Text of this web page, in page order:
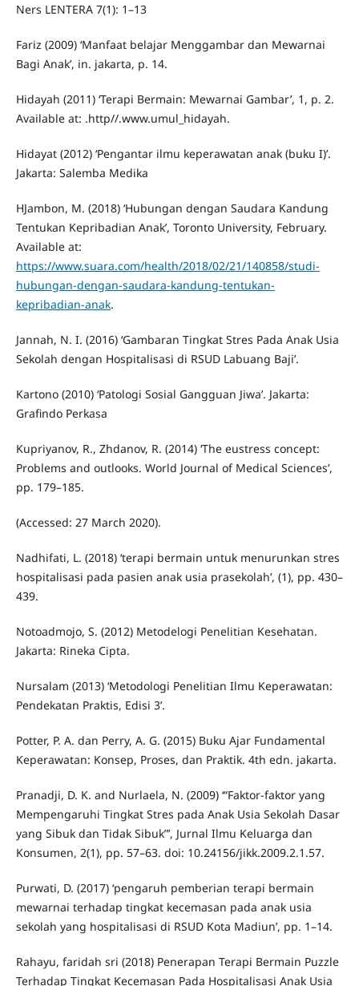
Ners LENTERA 7(1): 1–13
Fariz (2009) ‘Manfaat belajar Menggambar dan Mewarnai
Bagi Anak’, in. jakarta, p. 14.
Hidayah (2011) ‘Terapi Bermain: Mewarnai Gambar’, 1, p. 2.
Available at: .http//.www.umul_hidayah.
Hidayat (2012) ‘Pengantar ilmu keperawatan anak (buku I)’.
Jakarta: Salemba Medika
HJambon, M. (2018) ‘Hubungan dengan Saudara Kandung
Tentukan Kepribadian Anak’, Toronto University, February.
Available at:
https://www.suara.com/health/2018/02/21/140858/studi-
hubungan-dengan-saudara-kandung-tentukan-
kepribadian-anak.
Jannah, N. I. (2016) ‘Gambaran Tingkat Stres Pada Anak Usia
Sekolah dengan Hospitalisasi di RSUD Labuang Baji’.
Kartono (2010) ‘Patologi Sosial Gangguan Jiwa’. Jakarta:
Grafindo Perkasa
Kupriyanov, R., Zhdanov, R. (2014) ‘The eustress concept:
Problems and outlooks. World Journal of Medical Sciences’,
pp. 179–185.
(Accessed: 27 March 2020).
Nadhifati, L. (2018) ‘terapi bermain untuk menurunkan stres
hospitalisasi pada pasien anak usia prasekolah’, (1), pp. 430–
439.
Notoadmojo, S. (2012) Metodelogi Penelitian Kesehatan.
Jakarta: Rineka Cipta.
Nursalam (2013) ‘Metodologi Penelitian Ilmu Keperawatan:
Pendekatan Praktis, Edisi 3’.
Potter, P. A. dan Perry, A. G. (2015) Buku Ajar Fundamental
Keperawatan: Konsep, Proses, dan Praktik. 4th edn. jakarta.
Pranadji, D. K. and Nurlaela, N. (2009) ‘“Faktor-faktor yang
Mempengaruhi Tingkat Stres pada Anak Usia Sekolah Dasar
yang Sibuk dan Tidak Sibuk”’, Jurnal Ilmu Keluarga dan
Konsumen, 2(1), pp. 57–63. doi: 10.24156/jikk.2009.2.1.57.
Purwati, D. (2017) ‘pengaruh pemberian terapi bermain
mewarnai terhadap tingkat kecemasan pada anak usia
sekolah yang hospitalisasi di RSUD Kota Madiun’, pp. 1–14.
Rahayu, faridah sri (2018) Penerapan Terapi Bermain Puzzle
Terhadap Tingkat Kecemasan Pada Hospitalisasi Anak Usia